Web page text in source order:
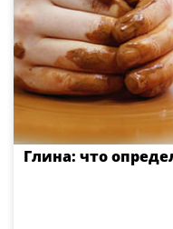
Глина: что